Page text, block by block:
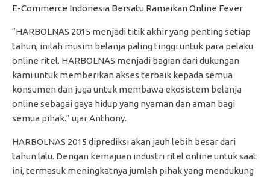
E-Commerce Indonesia Bersatu Ramaikan Online Fever
“HARBOLNAS 2015 menjadi titik akhir yang penting setiap
tahun, inilah musim belanja paling tinggi untuk para pelaku
online ritel. HARBOLNAS menjadi bagian dari dukungan
kami untuk memberikan akses terbaik kepada semua
konsumen dan juga untuk membawa ekosistem belanja
online sebagai gaya hidup yang nyaman dan aman bagi
semua pihak.” ujar Anthony.
HARBOLNAS 2015 diprediksi akan jauh lebih besar dari
tahun lalu. Dengan kemajuan industri ritel online untuk saat
ini, termasuk meningkatnya jumlah pihak yang mendukung